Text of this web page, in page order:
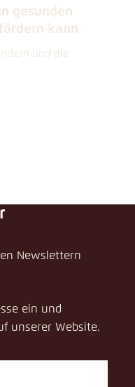
gesunden
kann
und die
Newslettern
ein und
unserer Website.